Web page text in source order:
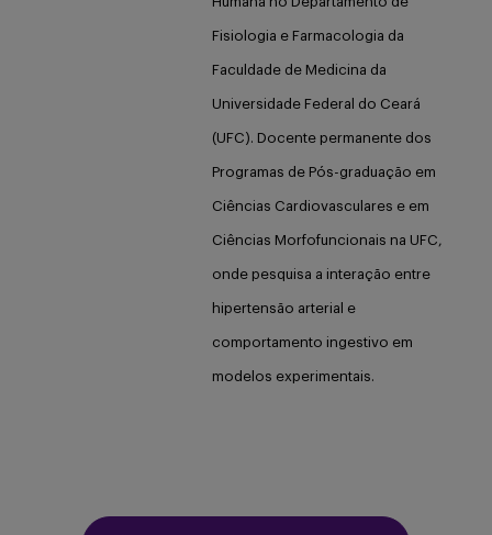
Fisiologia e Farmacologia da
Faculdade de Medicina da
Universidade Federal do Ceará
(UFC). Docente permanente dos
Programas de Pós-graduação em
Ciências Cardiovasculares e em
Ciências Morfofuncionais na UFC,
onde pesquisa a interação entre
hipertensão arterial e
comportamento ingestivo em
modelos experimentais.